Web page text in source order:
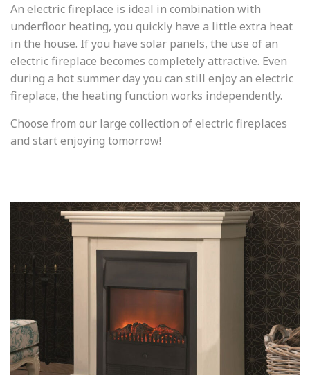
An electric fireplace is ideal in combination with
underfloor heating, you quickly have a little extra heat
in the house. If you have solar panels, the use of an
electric fireplace becomes completely attractive. Even
during a hot summer day you can still enjoy an electric
fireplace, the heating function works independently.
Choose from our large collection of electric fireplaces
and start enjoying tomorrow!